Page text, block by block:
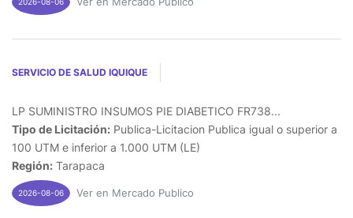
SERVICIO DE SALUD IQUIQUE
LP SUMINISTRO INSUMOS PIE DIABETICO FR738...
Tipo de Licitación: Publica-Licitacion Publica igual o superior a
100 UTM e inferior a 1.000 UTM (LE)
Región: Tarapaca
2026-08-06 Ver en Mercado Publico